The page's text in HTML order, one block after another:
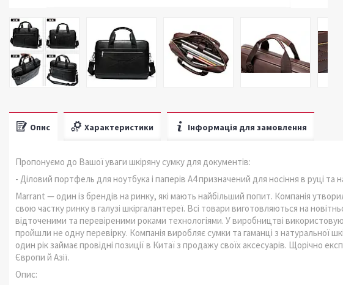
Опис Характеристики Інформація для замовлення
Пропонуємо до Вашої уваги шкіряну сумку для документів:
- Діловий портфель для ноутбука і паперів А4 призначений для носіння в руці та
Marrant — один із брендів на ринку, які мають найбільший попит. Компанія
свою частку ринку в галузі шкіргалантереї. Всі товари виготовляються на
відточеними та перевіреними роками технологіями. У виробництві
пройшли не одну перевірку. Компанія виробляє сумки та гаманці з натуральної
один рік займає провідні позиції в Китаї з продажу своїх аксесуарів. Щорічно
Європи й Азії.
Опис: